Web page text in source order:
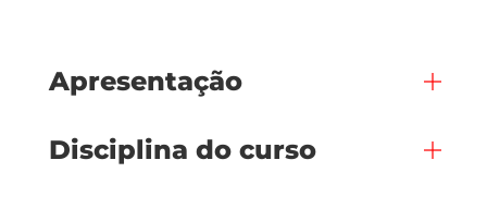
Apresentação
Disciplina do curso